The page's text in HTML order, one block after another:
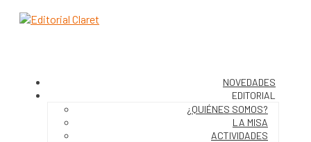
NOVEDADES
EDITORIAL
¿QUIÉNES SOMOS?
LA MISA
ACTIVIDADES